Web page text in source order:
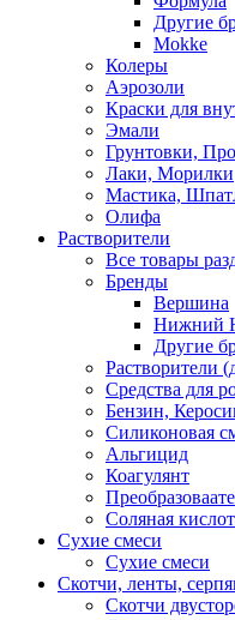
Другие
Mokke
Колеры
Аэрозоли
Краски для
Эмали
Грунтовки,
Лаки, Морилки
Мастика,
Олифа
Растворители
Все товары
Бренды
Вершина
Нижний
Другие
Растворители
Средства для
Бензин,
Силиконовая
Альгицид
Коагулянт
Соляная
Сухие смеси
Сухие смеси
Скотчи, ленты,
Скотчи